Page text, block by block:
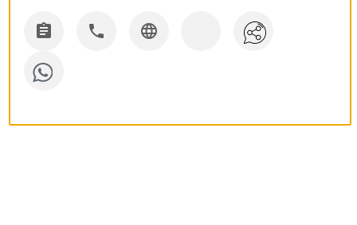
  